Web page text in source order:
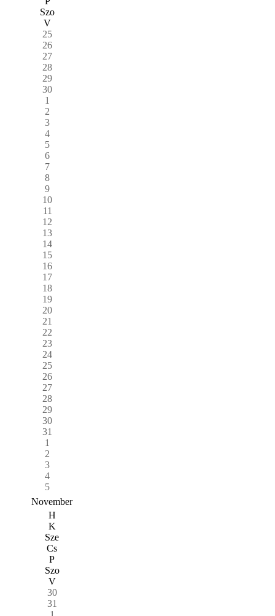
Szo
V
25
26
27
28
29
30
1
2
3
4
5
6
7
8
9
10
11
12
13
14
15
16
17
18
19
20
21
22
23
24
25
26
27
28
29
30
31
1
2
3
4
5
November
H
K
Sze
Cs
P
Szo
V
30
31